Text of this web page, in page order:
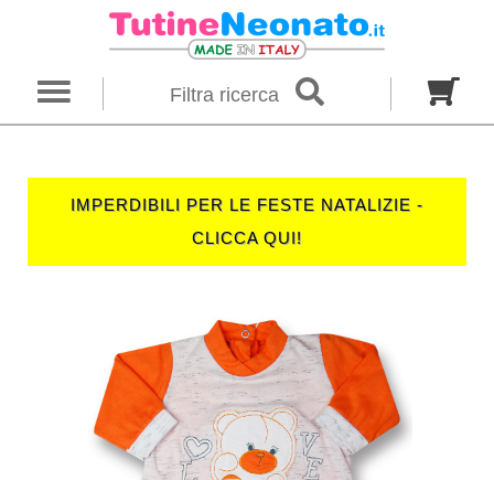
Filtra ricerca
IMPERDIBILI PER LE FESTE NATALIZIE -
CLICCA QUI!
Genere
Categoria
0 M